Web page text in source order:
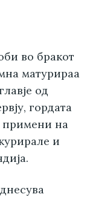
во бракот
матурираа
од
гордата
примени на
и